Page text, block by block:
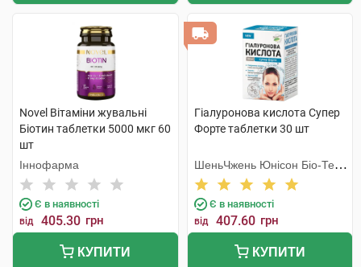
Novel Вітаміни жувальні
Біотин таблетки 5000 мкг 60
шт
Іннофарма
Є в наявності
від 405.30 грн
КУПИТИ
Гіалуронова кислота Супер
Форте таблетки 30 шт
ШеньЧжень Юнісон Біо-Тек
Ко. Лтд
Є в наявності
від 407.60 грн
КУПИТИ